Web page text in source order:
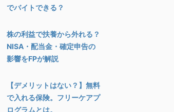
でバイトできる？
株の利益で扶養から外れる？
NISA・配当金・確定申告の
影響をFPが解説
【デメリットはない？】無料
で入れる保険。フリーケアプ
ログラムとは。